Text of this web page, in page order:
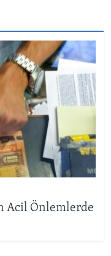
Acil Önlemlerde